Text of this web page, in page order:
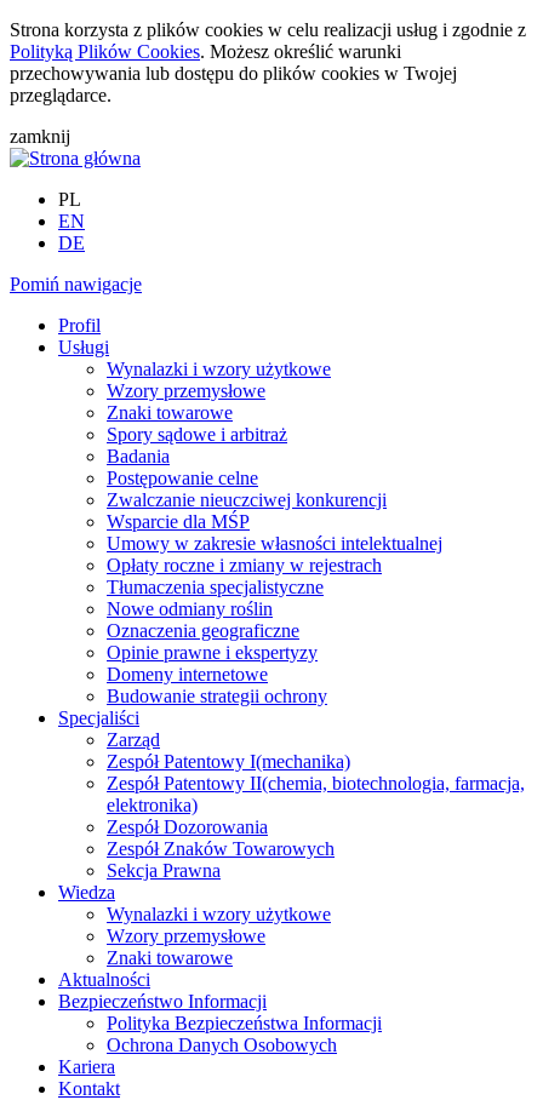
Strona korzysta z plików cookies w celu realizacji usług i zgodnie z
Polityką Plików Cookies. Możesz określić warunki
przechowywania lub dostępu do plików cookies w Twojej
przeglądarce.
zamknij
PL
EN
DE
Pomiń nawigacje
Profil
Usługi
Wynalazki i wzory użytkowe
Wzory przemysłowe
Znaki towarowe
Spory sądowe i arbitraż
Badania
Postępowanie celne
Zwalczanie nieuczciwej konkurencji
Wsparcie dla MŚP
Umowy w zakresie własności intelektualnej
Opłaty roczne i zmiany w rejestrach
Tłumaczenia specjalistyczne
Nowe odmiany roślin
Oznaczenia geograficzne
Opinie prawne i ekspertyzy
Domeny internetowe
Budowanie strategii ochrony
Specjaliści
Zarząd
Zespół Patentowy I(mechanika)
Zespół Patentowy II(chemia, biotechnologia, farmacja,
elektronika)
Zespół Dozorowania
Zespół Znaków Towarowych
Sekcja Prawna
Wiedza
Wynalazki i wzory użytkowe
Wzory przemysłowe
Znaki towarowe
Aktualności
Bezpieczeństwo Informacji
Polityka Bezpieczeństwa Informacji
Ochrona Danych Osobowych
Kariera
Kontakt